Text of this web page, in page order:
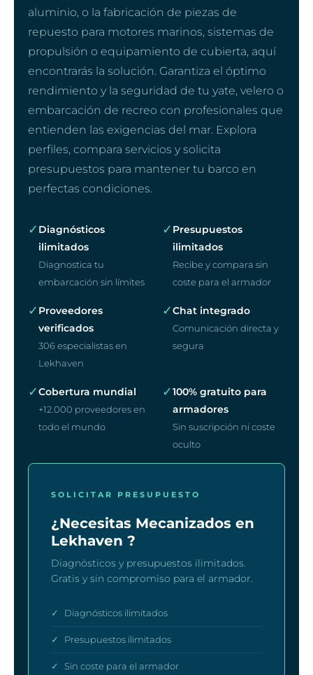
aluminio, o la fabricación de piezas de
repuesto para motores marinos, sistemas de
propulsión o equipamiento de cubierta, aquí
encontrarás la solución. Garantiza el óptimo
rendimiento y la seguridad de tu yate, velero o
embarcación de recreo con profesionales que
entienden las exigencias del mar. Explora
perfiles, compara servicios y solicita
presupuestos para mantener tu barco en
perfectas condiciones.
✓ Diagnósticos
ilimitados
Diagnostica tu
embarcación sin límites
✓ Presupuestos
ilimitados
Recibe y compara sin
coste para el armador
✓ Proveedores
verificados
306 especialistas en
Lekhaven
✓Chat integrado
Comunicación directa y
segura
✓Cobertura mundial
+12.000 proveedores en
todo el mundo
✓100% gratuito para
armadores
Sin suscripción ni coste
oculto
SOLICITAR PRESUPUESTO
¿Necesitas Mecanizados en
Lekhaven ?
Diagnósticos y presupuestos ilimitados.
Gratis y sin compromiso para el armador.
✓ Diagnósticos ilimitados
✓ Presupuestos ilimitados
✓ Sin coste para el armador